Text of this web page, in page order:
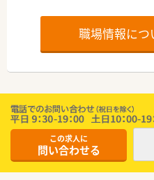
職場情報につ
この求人に
問い合わせる